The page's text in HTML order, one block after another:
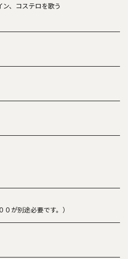
、コステロを歌う
が別途必要です。）